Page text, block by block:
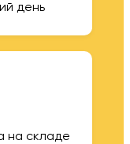
день
на складе